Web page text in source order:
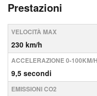
Prestazioni
VELOCITÀ MAX
230 km/h
ACCELERAZIONE 0-100KM/H
9,5 secondi
EMISSIONI CO2